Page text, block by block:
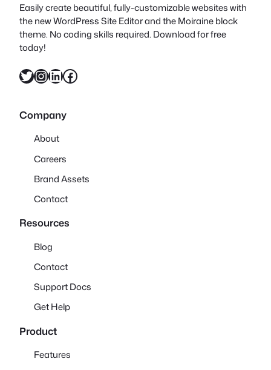
Easily create beautiful, fully-customizable websites with
the new WordPress Site Editor and the Moiraine block
theme. No coding skills required. Download for free
today!
X InstagramLinkedIn Facebook
Company
About
Careers
Brand Assets
Contact
Resources
Blog
Contact
Support Docs
Get Help
Product
Features